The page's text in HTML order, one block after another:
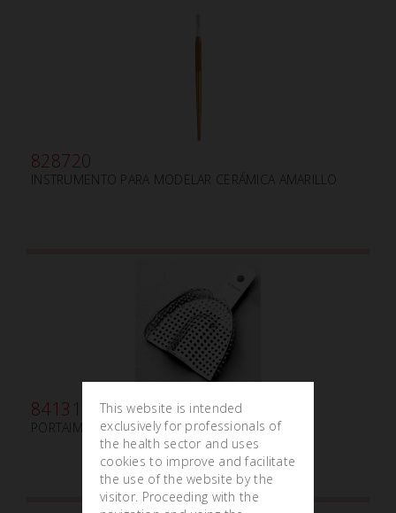
828720
INSTRUMENTO PARA MODELAR CERÁMICA AMARILLO
841310
PORTAIMPRESIÓN U1 - XXS
This website is intended
exclusively for professionals of
the health sector and uses
cookies to improve and facilitate
the use of the website by the
visitor. Proceeding with the